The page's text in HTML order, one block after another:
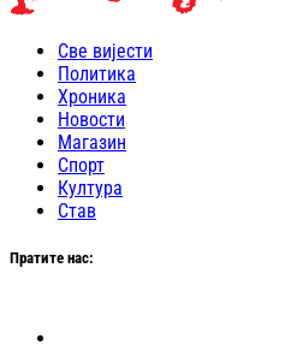
Све вијести
Политика
Хроника
Новости
Магазин
Спорт
Култура
Став
Пратите нас: